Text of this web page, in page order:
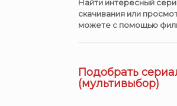
Найти интересный
скачивания или
можете с помощью
Подобрать
(мультивыбор)